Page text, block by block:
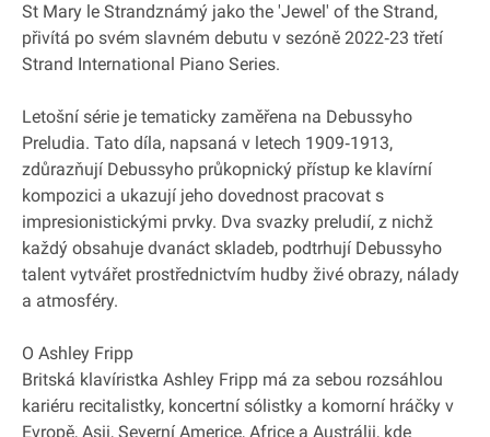
St Mary le Strandznámý jako the 'Jewel' of the Strand,
přivítá po svém slavném debutu v sezóně 2022‐23 třetí
Strand International Piano Series.
Letošní série je tematicky zaměřena na Debussyho
Preludia. Tato díla, napsaná v letech 1909‐1913,
zdůrazňují Debussyho průkopnický přístup ke klavírní
kompozici a ukazují jeho dovednost pracovat s
impresionistickými prvky. Dva svazky preludií, z nichž
každý obsahuje dvanáct skladeb, podtrhují Debussyho
talent vytvářet prostřednictvím hudby živé obrazy, nálady
a atmosféry.
O Ashley Fripp
Britská klavíristka Ashley Fripp má za sebou rozsáhlou
kariéru recitalistky, koncertní sólistky a komorní hráčky v
Evropě, Asii, Severní Americe, Africe a Austrálii, kde